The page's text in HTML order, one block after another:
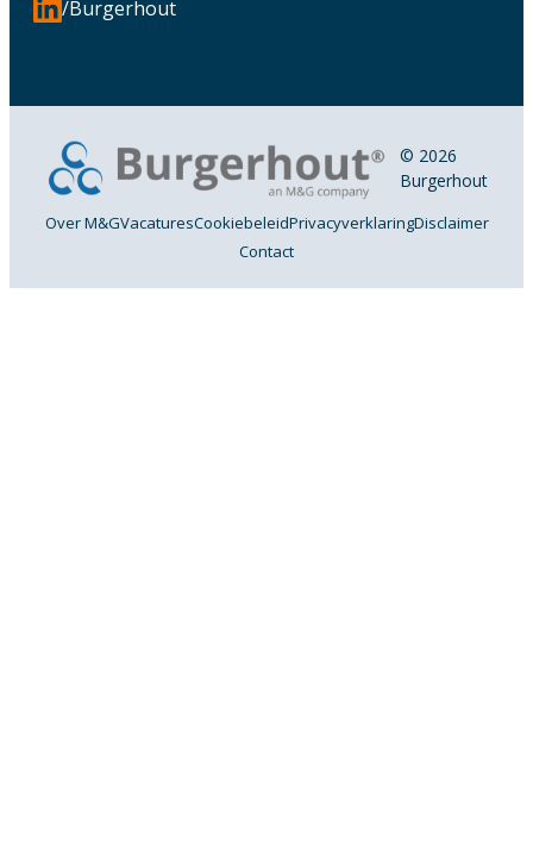
/Burgerhout
© 2026
Burgerhout
Over M&GVacaturesCookiebeleidPrivacyverklaringDisclaimer
Contact